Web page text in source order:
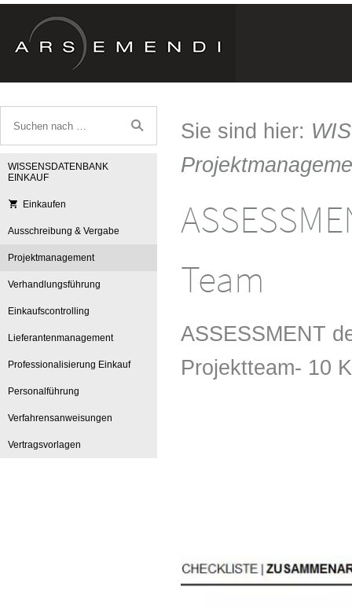
WISSENSDATENBANK
EINKAUF
Einkaufen
Ausschreibung & Vergabe
Projektmanagement
Verhandlungsführung
Einkaufscontrolling
Lieferantenmanagement
Professionalisierung Einkauf
Personalführung
Verfahrensanweisungen
Vertragsvorlagen
Sie sind hier:
Team
ASSESSMENT
Projektteam- 10